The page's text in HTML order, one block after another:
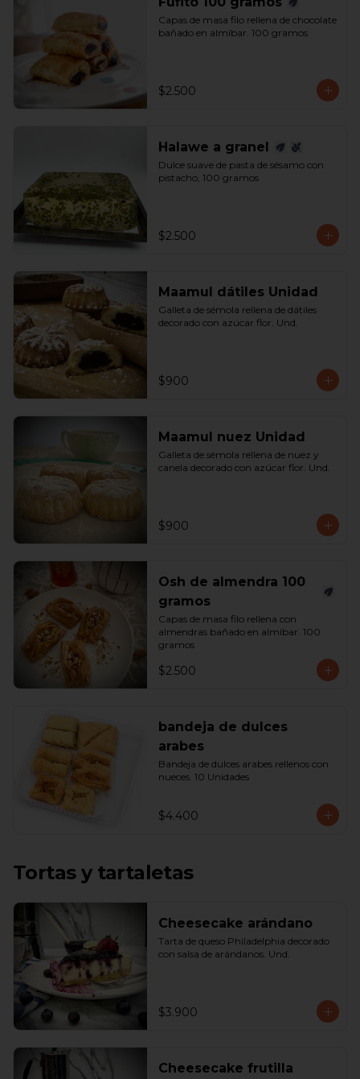
Capas de masa filo rellena de chocolate
bañado en almíbar. 100 gramos
$2.500
Halawe a granel
Dulce suave de pasta de sésamo con
pistacho, 100 gramos
$2.500
Maamul dátiles Unidad
Galleta de sémola rellena de dátiles
decorado con azúcar flor. Und.
$900
Maamul nuez Unidad
Galleta de sémola rellena de nuez y
canela decorado con azúcar flor. Und.
$900
Osh de almendra 100
gramos
Capas de masa filo rellena con
almendras bañado en almíbar. 100
gramos
$2.500
bandeja de dulces
arabes
Bandeja de dulces arabes rellenos con
nueces. 10 Unidades
$4.400
Tortas y tartaletas
Cheesecake arándano
Tarta de queso Philadelphia decorado
con salsa de arándanos. Und.
$3.900
Cheesecake frutilla